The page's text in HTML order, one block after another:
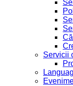
Servicii